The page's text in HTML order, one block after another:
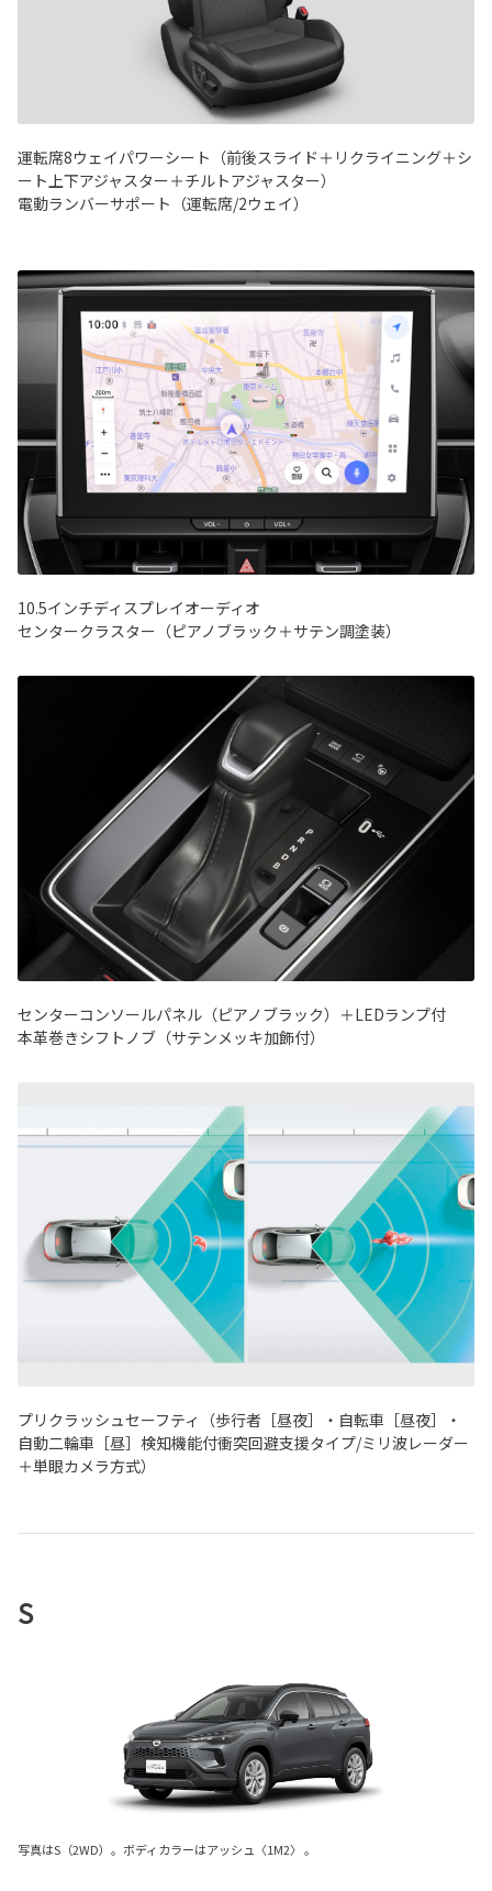
運転席8ウェイパワーシート（前後スライド＋リクライニング＋シ
ート上下アジャスター＋チルトアジャスター）
電動ランバーサポート（運転席/2ウェイ）
10.5インチディスプレイオーディオ
センタークラスター（ピアノブラック＋サテン調塗装）
センターコンソールパネル（ピアノブラック）＋LEDランプ付
本革巻きシフトノブ（サテンメッキ加飾付）
プリクラッシュセーフティ（歩行者［昼夜］・自転車［昼夜］・
自動二輪車［昼］検知機能付衝突回避支援タイプ/ミリ波レーダー
＋単眼カメラ方式）
S
写真はS（2WD）。ボディカラーはアッシュ〈1M2〉 。